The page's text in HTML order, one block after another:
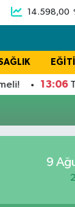
14.598,00
13:06
9